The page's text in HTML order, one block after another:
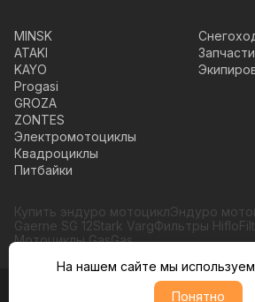
MINSK
ATAKI
KAYO
Progasi
GROZA
ZONTES
Электромотоциклы
Квадроциклы
Питбайки
Купить эндуро мотоциклЭндуро
Gaerne SG 12Stark VargФильтры
Мотоциклы GasGas
© Moto365, Все права защищены
На нашем сайте мы
Понятно